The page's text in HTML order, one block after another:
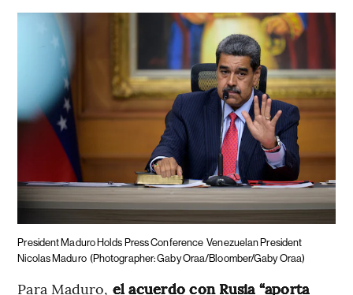
President Maduro Holds Press Conference Venezuelan President
Nicolas Maduro (Photographer: Gaby Oraa/Bloomber/Gaby Oraa)
Para Maduro, el acuerdo con Rusia “aporta